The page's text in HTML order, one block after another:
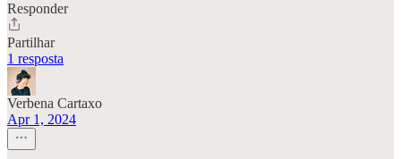
Responder
Partilhar
1 resposta
Verbena Cartaxo
Apr 1, 2024